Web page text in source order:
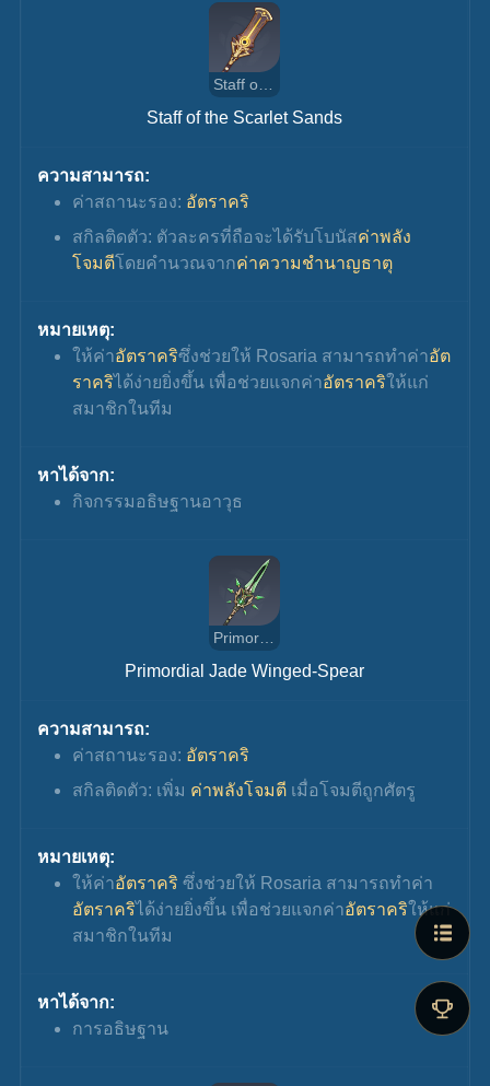
Staff of the Scarlet Sands
Staff of the Scarlet Sands
ความสามารถ:
ค่าสถานะรอง: อัตราคริ
สกิลติดตัว: ตัวละครที่ถือจะได้รับโบนัสค่าพลัง
โจมตีโดยคำนวณจากค่าความชำนาญธาตุ
หมายเหตุ:
ให้ค่าอัตราคริซึ่งช่วยให้ Rosaria สามารถทำค่าอัต
ราคริได้ง่ายยิ่งขึ้น เพื่อช่วยแจกค่าอัตราคริให้แก่
สมาชิกในทีม
หาได้จาก:
กิจกรรมอธิษฐานอาวุธ
Primordial Jade Winged-Spear
Primordial Jade Winged-Spear
ความสามารถ:
ค่าสถานะรอง: อัตราคริ
สกิลติดตัว: เพิ่ม ค่าพลังโจมตี เมื่อโจมตีถูกศัตรู
หมายเหตุ:
ให้ค่าอัตราคริ ซึ่งช่วยให้ Rosaria สามารถทำค่า
อัตราคริได้ง่ายยิ่งขึ้น เพื่อช่วยแจกค่าอัตราคริให้แก่
สมาชิกในทีม
หาได้จาก:
การอธิษฐาน